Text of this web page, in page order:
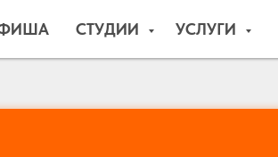
СТУДИИ УСЛУГИ